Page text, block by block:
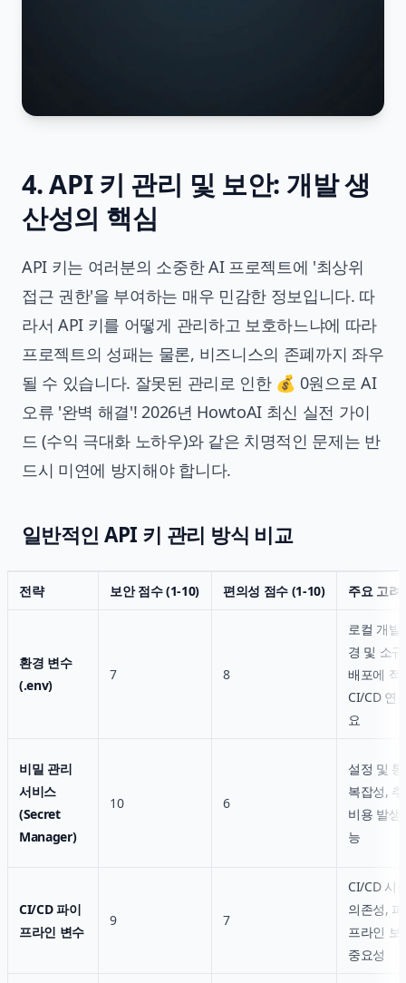
4. API 키 관리 및 보안: 개발 생
산성의 핵심
API 키는 여러분의 소중한 AI 프로젝트에 '최상위
접근 권한'을 부여하는 매우 민감한 정보입니다. 따
라서 API 키를 어떻게 관리하고 보호하느냐에 따라
프로젝트의 성패는 물론, 비즈니스의 존폐까지 좌우
될 수 있습니다. 잘못된 관리로 인한 💰 0원으로 AI
오류 '완벽 해결'! 2026년 HowtoAI 최신 실전 가이
드 (수익 극대화 노하우)와 같은 치명적인 문제는 반
드시 미연에 방지해야 합니다.
일반적인 API 키 관리 방식 비교
전략 보안 점수 (1-10) 편의성 점수 (1-10) 주요 고려
환경 변수
(.env)
7 8
로컬 개발
경 및 소
배포에 적
CI/CD 연
요
비밀 관리
서비스
(Secret
Manager)
10 6
설정 및
복잡성,
비용 발생
능
CI/CD 파이
프라인 변수
9 7
CI/CD 시
의존성,
프라인 보
중요성